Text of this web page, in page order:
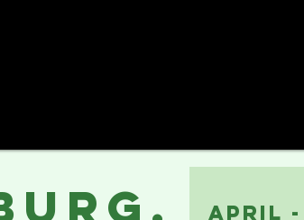
APril -